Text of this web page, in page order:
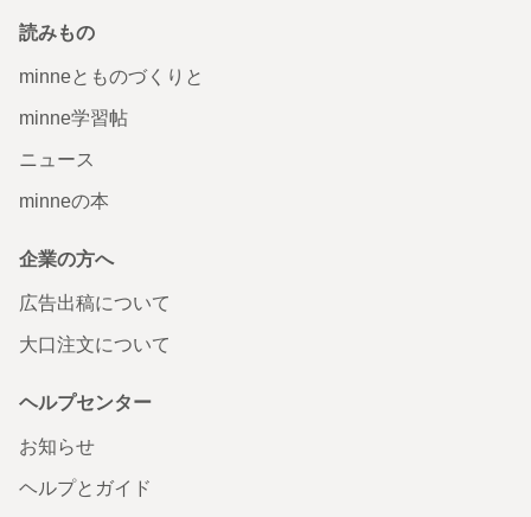
読みもの
minneとものづくりと
minne学習帖
ニュース
minneの本
企業の方へ
広告出稿について
大口注文について
ヘルプセンター
お知らせ
ヘルプとガイド